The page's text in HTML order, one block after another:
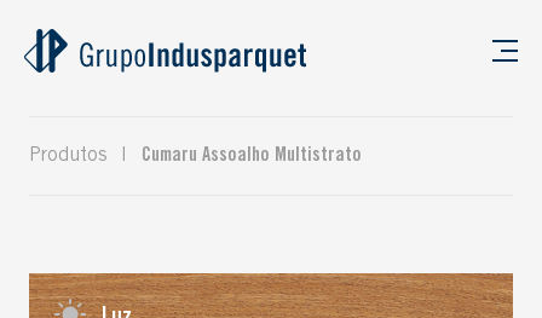
Produtos Cumaru Assoalho Multistrato